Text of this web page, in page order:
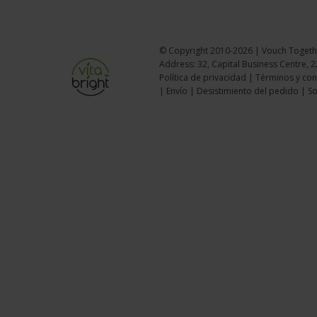
© Copyright2010-2026 | Vouch
Address: 32, Capital Business Centre,
Política de privacidad | Términos y
| Envío | Desistimiento del pedido |